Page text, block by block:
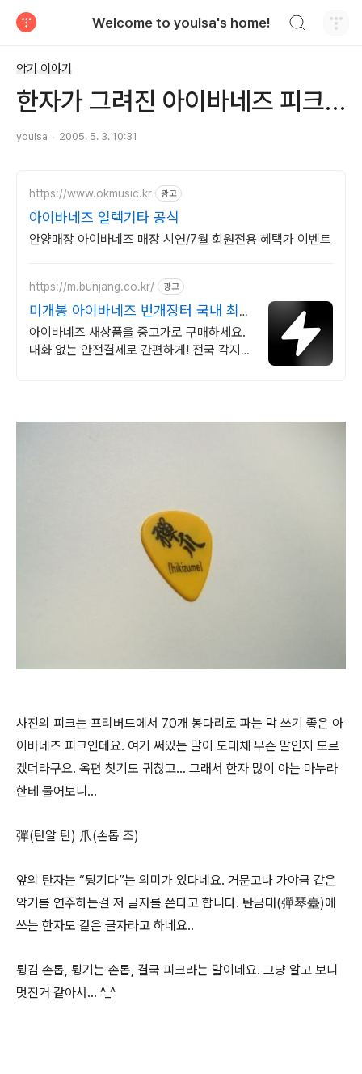
Welcome to youlsa's home!
악기 이야기
한자가 그려진 아이바네즈 피크…
youlsa 2005. 5. 3. 10:31
https://www.okmusic.kr 광고
아이바네즈 일렉기타 공식
안양매장 아이바네즈 매장 시연/7월 회원전용 혜택가 이벤트
https://m.bunjang.co.kr/ 광고
미개봉 아이바네즈 번개장터 국내 최대
브랜드 중고거래
아이바네즈 새상품을 중고가로 구매하세요.
대화 없는 안전결제로 간편하게! 전국 각지에
사진의 피크는 프리버드에서 70개 봉다리로 파는 막 쓰기 좋은 아
이바네즈 피크인데요. 여기 써있는 말이 도대체 무슨 말인지 모르
겠더라구요. 옥편 찾기도 귀찮고… 그래서 한자 많이 아는 마누라
한테 물어보니…
彈(탄알 탄) 爪(손톱 조)
앞의 탄자는 “튕기다”는 의미가 있다네요. 거문고나 가야금 같은
악기를 연주하는걸 저 글자를 쓴다고 합니다. 탄금대(彈琴臺)에
쓰는 한자도 같은 글자라고 하네요..
튕김 손톱, 튕기는 손톱, 결국 피크라는 말이네요. 그냥 알고 보니
멋진거 같아서… ^_^